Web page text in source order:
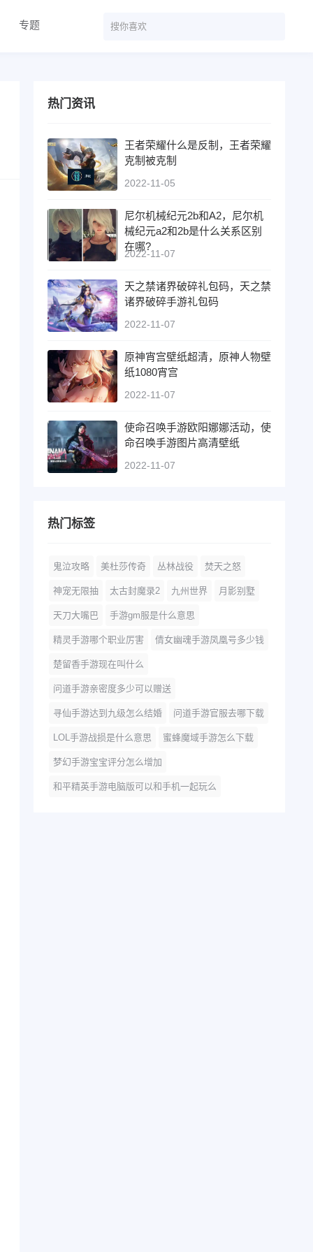
专题
热门资讯
王者荣耀什么是反制，王者荣耀
克制被克制
2022-11-05
尼尔机械纪元2b和A2，尼尔机
械纪元a2和2b是什么关系区别
在哪?
2022-11-07
天之禁诸界破碎礼包码，天之禁
诸界破碎手游礼包码
2022-11-07
原神宵宫壁纸超清，原神人物壁
纸1080宵宫
2022-11-07
使命召唤手游欧阳娜娜活动，使
命召唤手游图片高清壁纸
2022-11-07
热门标签
鬼泣攻略 美杜莎传奇 丛林战役 焚天之怒
神宠无限抽 太古封魔录2 九州世界 月影别墅
天刀大嘴巴 手游gm服是什么意思
精灵手游哪个职业厉害 倩女幽魂手游凤凰号多少钱
楚留香手游现在叫什么
问道手游亲密度多少可以赠送
寻仙手游达到九级怎么结婚 问道手游官服去哪下载
LOL手游战损是什么意思 蜜蜂魔域手游怎么下载
梦幻手游宝宝评分怎么增加
和平精英手游电脑版可以和手机一起玩么